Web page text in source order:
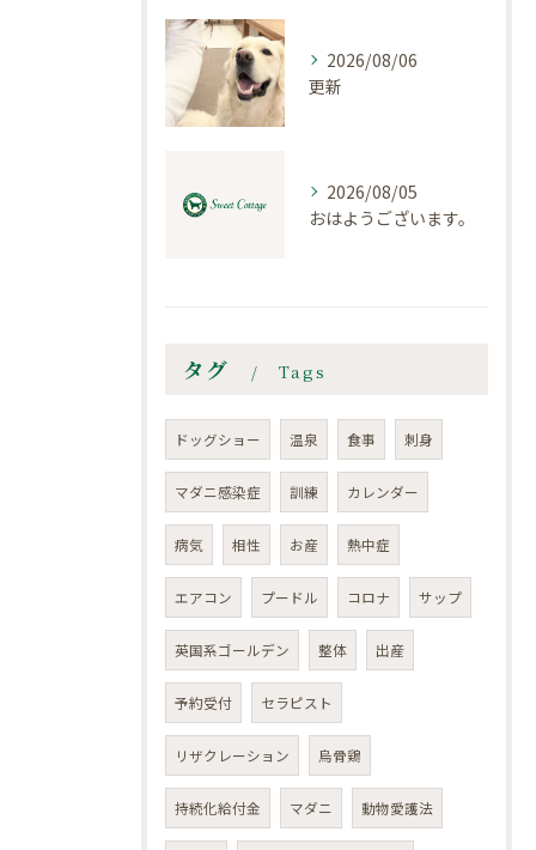
2026/08/06
更新
2026/08/05
おはようございます。
タグ Tags
ドッグショー 温泉 食事 刺身
マダニ感染症 訓練 カレンダー
病気 相性 お産 熱中症
エアコン プードル コロナ サップ
英国系ゴールデン 整体 出産
予約受付 セラピスト
リザクレーション 烏骨鶏
持続化給付金 マダニ 動物愛護法